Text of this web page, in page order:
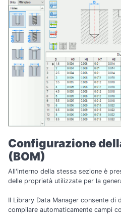
Configurazione
(BOM)
All'interno della stessa sezione è
delle proprietà utilizzate per la
Il Library Data Manager consente di
compilare automaticamente campi